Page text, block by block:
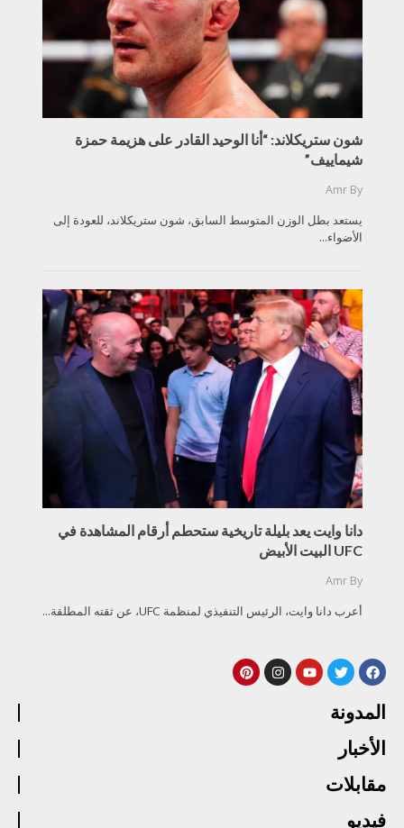
شون ستريكلاند: “أنا الوحيد القادر على هزيمة حمزة
شيماييف”
By
Amr
يستعد بطل الوزن المتوسط السابق، شون ستريكلاند، للعودة إلى
الأضواء...
دانا وايت يعد بليلة تاريخية ستحطم أرقام المشاهدة في
UFC البيت الأبيض
By
Amr
أعرب دانا وايت، الرئيس التنفيذي لمنظمة UFC، عن ثقته المطلقة...
المدونة
الأخبار
مقابلات
فيديو